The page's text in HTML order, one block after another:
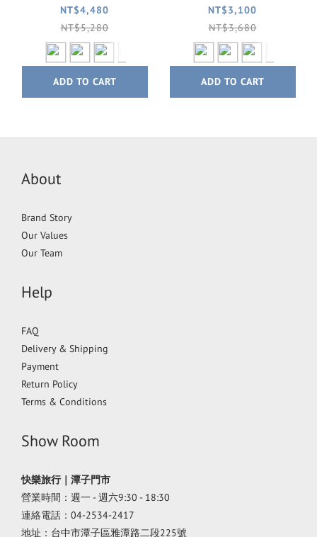
箱/旅行箱(6色可選)
NT$4,480
NT$5,280
ADD TO CART
機箱(5色可選) 全台最
輕硬箱
NT$3,100
NT$3,680
ADD TO CART
About
Brand Story
Our Values
Our Team
Help
FAQ
Delivery & Shipping
Payment
Return Policy
Terms & Conditions
Show Room
快樂旅行｜潭子門市
營業時間：週一 - 週六9:30 - 18:30
連絡電話：04-2534-2417
地址：台中市潭子區雅潭路二段225號